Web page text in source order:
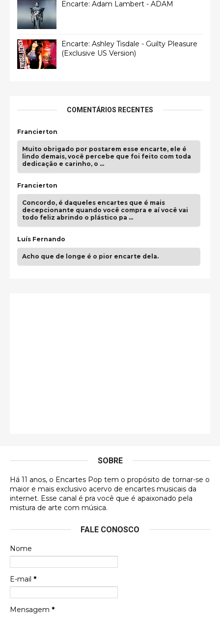
Encarte: Adam Lambert - ADAM
Encarte: Ashley Tisdale - Guilty Pleasure
(Exclusive US Version)
COMENTÁRIOS RECENTES
Francierton
Muito obrigado por postarem esse encarte, ele é
lindo demais, você percebe que foi feito com toda
dedicação e carinho, o …
Francierton
Concordo, é daqueles encartes que é mais
decepcionante quando você compra e aí você vai
todo feliz abrindo o plástico pa …
Luís Fernando
Acho que de longe é o pior encarte dela.
DVD MIDINHO
Francierton
futuras aquisições, e olhando o encarte aqui, me
Francierton
Espero que tenham sentido minha falta, informo
que estou de volta para trazer mais contribuições
SOBRE
Há 11 anos, o Encartes Pop tem o propósito de tornar-se o
maior e mais exclusivo acervo de encartes musicais da
internet. Esse canal é pra você que é apaixonado pela
mistura de arte com música.
FALE CONOSCO
Nome
E-mail *
Mensagem *